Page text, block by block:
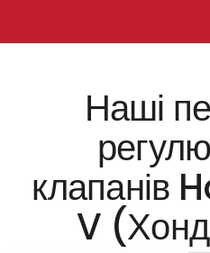
Наші
клапанів
V